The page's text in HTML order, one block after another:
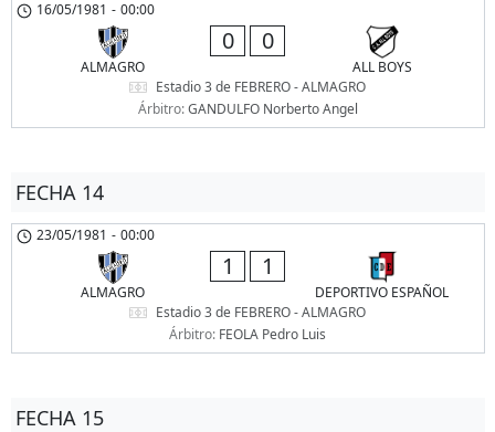
16/05/1981 - 00:00
ALMAGRO
0 0
ALL BOYS
Estadio 3 de FEBRERO - ALMAGRO
Árbitro:GANDULFO Norberto Angel
FECHA 14
23/05/1981 - 00:00
ALMAGRO
1 1
DEPORTIVO ESPAÑOL
Estadio 3 de FEBRERO - ALMAGRO
Árbitro: FEOLA Pedro Luis
FECHA 15